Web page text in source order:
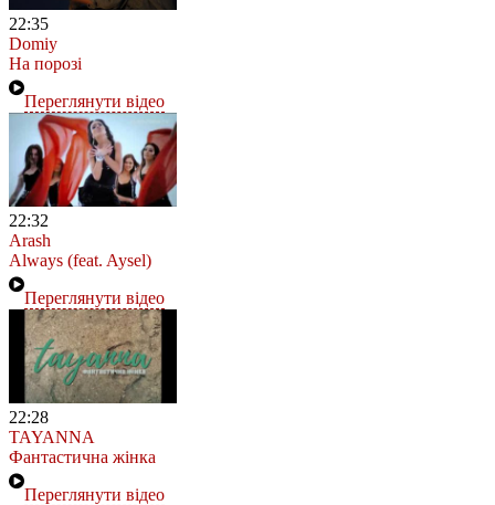
22:35
Domiy
На порозі
Переглянути відео
22:32
Arash
Always (feat. Aysel)
Переглянути відео
22:28
TAYANNA
Фантастична жінка
Переглянути відео